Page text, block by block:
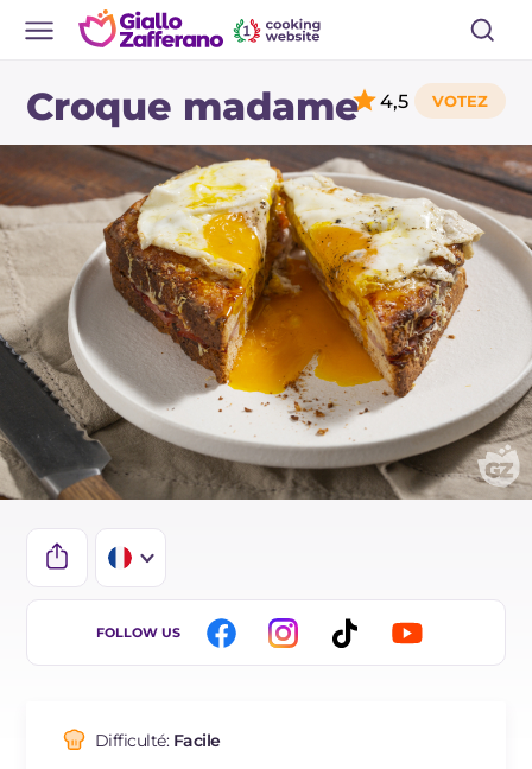
Croque madame 4,5
IT
ES
FOLLOW US
Difficulté: Facile